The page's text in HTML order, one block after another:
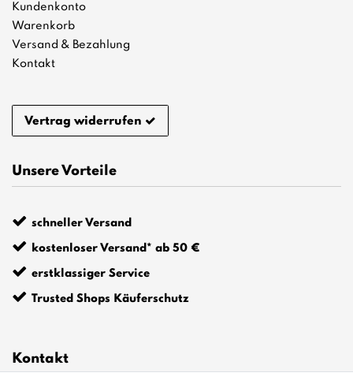
Kundenkonto
Warenkorb
Versand & Bezahlung
Kontakt
Vertrag widerrufen
Unsere Vorteile
schneller Versand
kostenloser Versand* ab 50 €
erstklassiger Service
Trusted Shops Käuferschutz
Kontakt